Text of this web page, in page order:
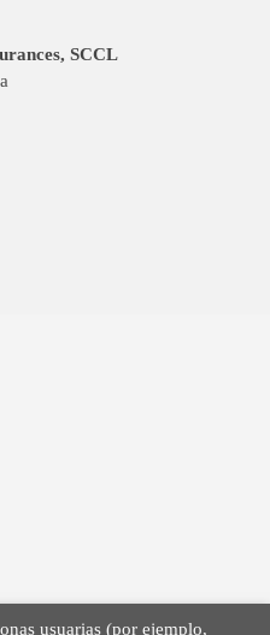
SCCL
usuarias (por ejemplo,